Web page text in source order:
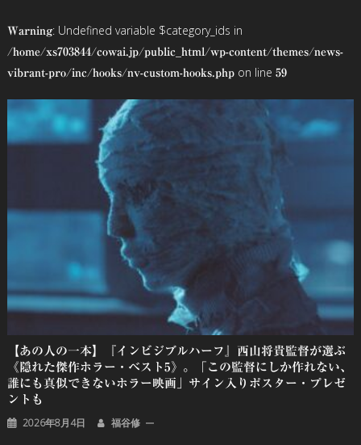
ゲ
ー
シ
ョ
Warning: Undefined variable $category_ids in
/home/xs703844/cowai.jp/public_html/wp-content/themes/news-
vibrant-pro/inc/hooks/nv-custom-hooks.phpon line 59
【あの人の一本】『インビジブルハーフ』⻄⼭将貴監督が選ぶ
《隠れた傑作ホラー・ベスト5》。「この監督にしか作れない、
誰にも真似できないホラー映画」サイン入りポスター・プレゼ
ントも
2026年8月4日 福谷修